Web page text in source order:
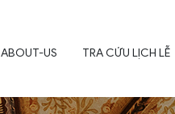
ABOUT-US TRA CỨU LỊCH LỄ